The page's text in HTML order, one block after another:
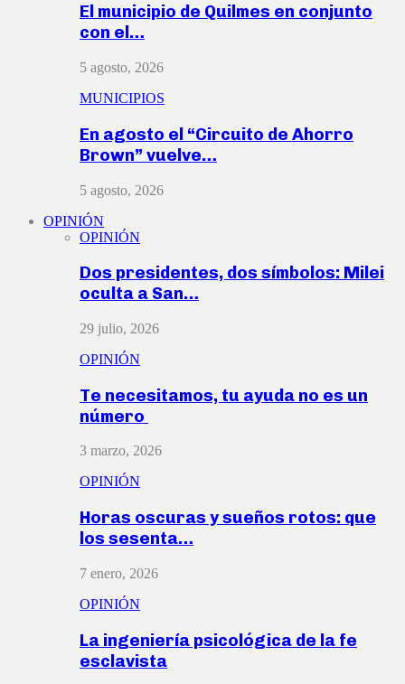
El municipio de Quilmes en conjunto
con el…
5 agosto, 2026
MUNICIPIOS
En agosto el “Circuito de Ahorro
Brown” vuelve…
5 agosto, 2026
OPINIÓN
OPINIÓN
Dos presidentes, dos símbolos: Milei
oculta a San…
29 julio, 2026
OPINIÓN
Te necesitamos, tu ayuda no es un
número
3 marzo, 2026
OPINIÓN
Horas oscuras y sueños rotos: que
los sesenta…
7 enero, 2026
OPINIÓN
La ingeniería psicológica de la fe
esclavista